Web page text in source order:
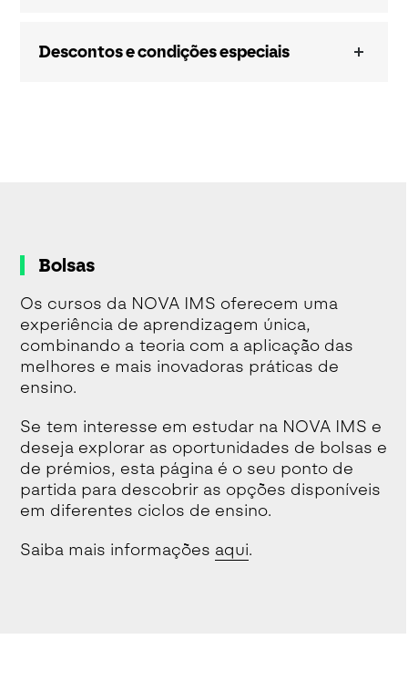
Descontos e condições especiais
Bolsas
Os cursos da NOVA IMS oferecem uma
experiência de aprendizagem única,
combinando a teoria com a aplicação das
melhores e mais inovadoras práticas de
ensino.
Se tem interesse em estudar na NOVA IMS e
deseja explorar as oportunidades de bolsas e
de prémios, esta página é o seu ponto de
partida para descobrir as opções disponíveis
em diferentes ciclos de ensino.
Saiba mais informações aqui.